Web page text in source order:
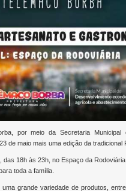
por meio da Secretaria Municipal
de maio mais uma edição da tradicional
18h às 23h, no Espaço da
toda a família.
grande variedade de produtos,